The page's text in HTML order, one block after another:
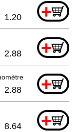
+
1.20
+
2.88
+
2.88
+
8.64